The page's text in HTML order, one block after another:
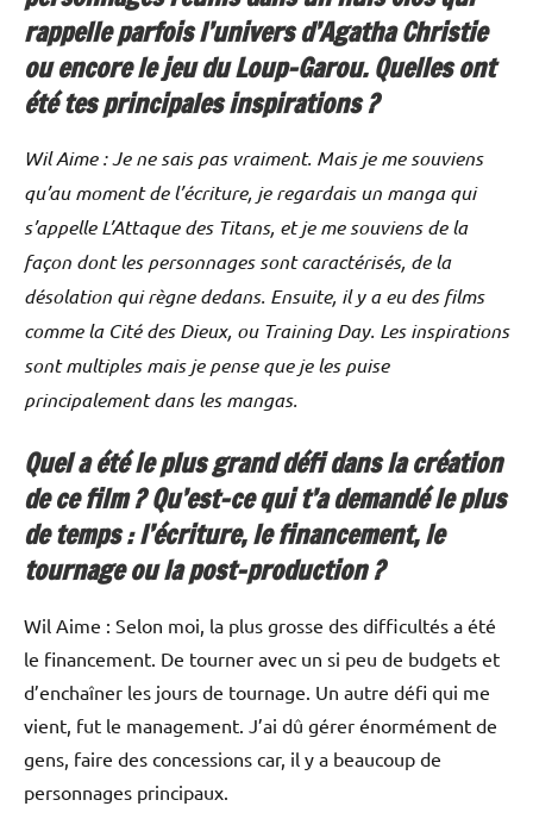
rappelle parfois l’univers d’Agatha Christie
ou encore le jeu du Loup-Garou. Quelles ont
été tes principales inspirations ?
Wil Aime : Je ne sais pas vraiment. Mais je me souviens
qu’au moment de l’écriture, je regardais un manga qui
s’appelle L’Attaque des Titans, et je me souviens de la
façon dont les personnages sont caractérisés, de la
désolation qui règne dedans. Ensuite, il y a eu des films
comme la Cité des Dieux, ou Training Day. Les inspirations
sont multiples mais je pense que je les puise
principalement dans les mangas.
Quel a été le plus grand défi dans la création
de ce film ? Qu’est-ce qui t’a demandé le plus
de temps : l’écriture, le financement, le
tournage ou la post-production ?
Wil Aime : Selon moi, la plus grosse des difficultés a été
le financement. De tourner avec un si peu de budgets et
d’enchaîner les jours de tournage. Un autre défi qui me
vient, fut le management. J’ai dû gérer énormément de
gens, faire des concessions car, il y a beaucoup de
personnages principaux.